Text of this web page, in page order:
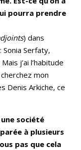
pourra prendre
) dans
Serfaty,
j’ai l’habitude
mon
Denis Arkiche, ce
société
à plusieurs
pas que cela